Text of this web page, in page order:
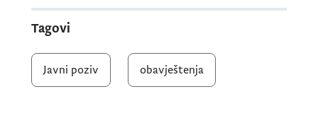
Tagovi
Javni poziv obavještenja